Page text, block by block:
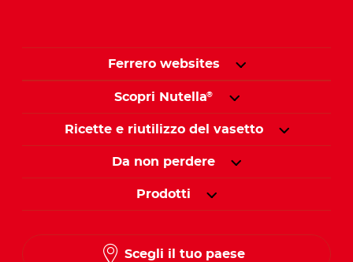
Ferrero websites
Scopri Nutella®
Ricette e riutilizzo del vasetto
Da non perdere
Prodotti
Scegli il tuo paese